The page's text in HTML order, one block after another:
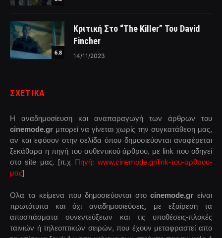
6.8
Κριτική Στο “The Killer” Του David
Fincher
14/11/2023
ΣΧΕΤΙΚΑ
Η αναδημοσίευση και αναπαραγωγή των άρθρων του
cinemode.gr μπορεί να γίνεται χωρίς την συγκατάθεση μας,
αν και εφόσον στην σελίδα όπου δημοσιεύονται αναφέρεται
ξεκάθαρα η πηγή του αυθεντικού άρθρου, με link που οδηγεί
στο site μας. [π.χ Πηγή: www.cinemode.gr/link-του-αρθρου-
μας]
Ολα τα κείμενα που δημοσιεύονται στοcinemode.gr είναι
πρωτότυπα και όχι αναδημοσιεύσεις, με εξαίρεση τα
αποσπάσματα συνεντεύξεων και τις υποθέσεις-πλοκές
ταινιών ή τηλεοπτικών σειρών, που έχουν μεταφραστεί απο